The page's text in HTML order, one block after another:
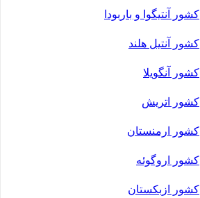
کشور آنتیگوا و باربودا
کشور آنتیل هلند
کشور آنگویلا
کشور اتریش
کشور ارمنستان
کشور اروگوئه
کشور ازبکستان